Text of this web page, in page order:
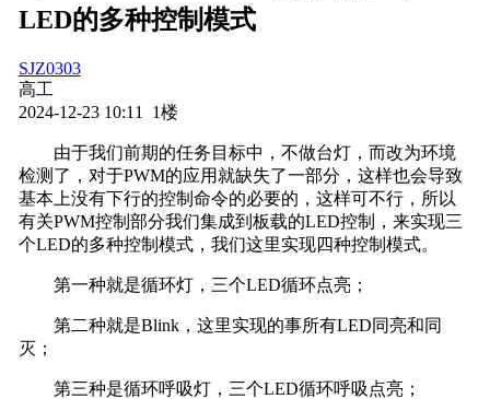
LED的多种控制模式
SJZ0303
高工
2024-12-23 10:11 1楼
由于我们前期的任务目标中，不做台灯，而改为环境
检测了，对于PWM的应用就缺失了一部分，这样也会导致
基本上没有下行的控制命令的必要的，这样可不行，所以
有关PWM控制部分我们集成到板载的LED控制，来实现三
个LED的多种控制模式，我们这里实现四种控制模式。
第一种就是循环灯，三个LED循环点亮；
第二种就是Blink，这里实现的事所有LED同亮和同
灭；
第三种是循环呼吸灯，三个LED循环呼吸点亮；